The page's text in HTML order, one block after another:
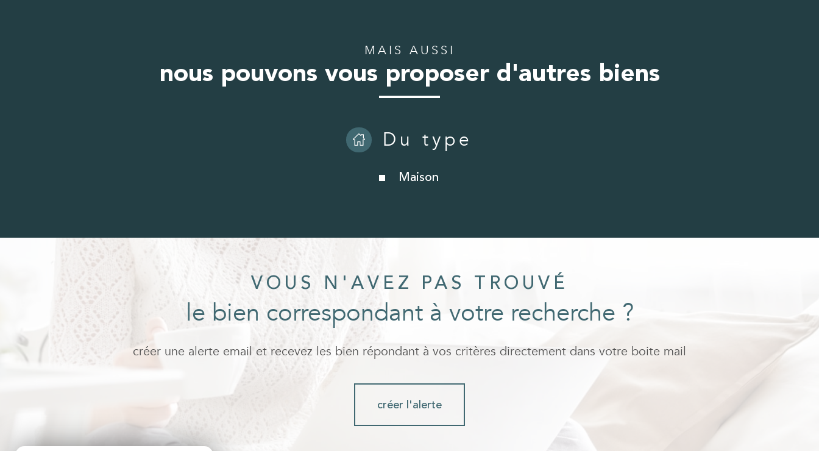
MAIS AUSSI
nous pouvons vous proposer d'autres biens
Du type
Maison
VOUS N'AVEZ PAS TROUVÉ
le bien correspondant à votre recherche ?
créer une alerte email et recevez les bien répondant à vos critères directement dans votre boite mail
créer l'alerte